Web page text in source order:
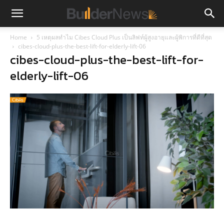
Home
5 เหตุผลทำไม Cibes Cloud Plus เป็นลิฟท์ผู้สูงอายุและผู้พิการที่ดีที่สุด
cibes-cloud-plus-the-best-lift-for-elderly-lift-06
cibes-cloud-plus-the-best-lift-for-
elderly-lift-06